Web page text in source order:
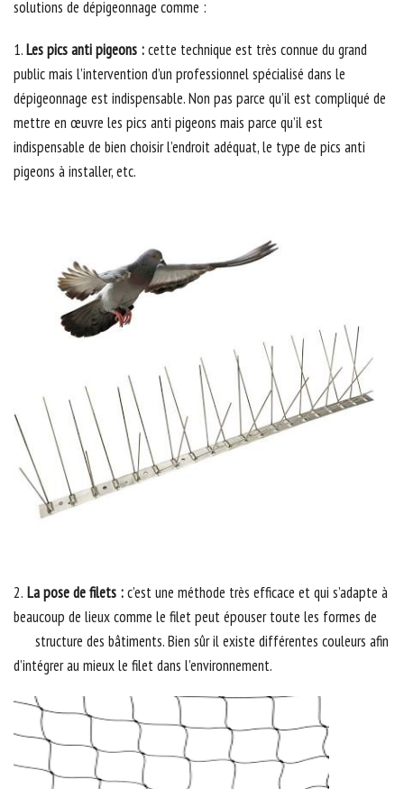
solutions de dépigeonnage comme :
1.Les pics anti pigeons :cette technique est très connue du grand
public mais l’intervention d’un professionnel spécialisé dans le
dépigeonnage est indispensable. Non pas parce qu’il est compliqué de
mettre en œuvre les pics anti pigeons mais parce qu’il est
indispensable de bien choisir l’endroit adéquat, le type de pics anti
pigeons à installer, etc.
2. La pose de filets :c’est une méthode très efficace et qui s’adapte à
beaucoup de lieux comme le filet peut épouser toute les formes de
structure des bâtiments. Bien sûr il existe différentes couleurs afin
d’intégrer au mieux le filet dans l’environnement.